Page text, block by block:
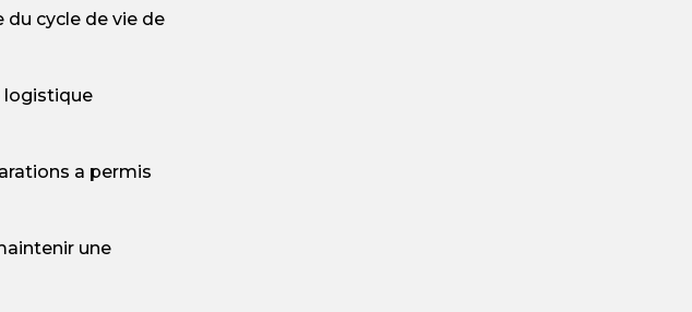
du cycle de vie de
logistique
a permis
une